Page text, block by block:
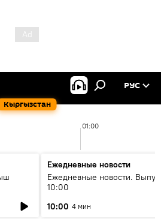
Кыргызстан
РУС
01:00
Ежедневные новости
Ежедневные новости.
10:00
10:00 4 мин